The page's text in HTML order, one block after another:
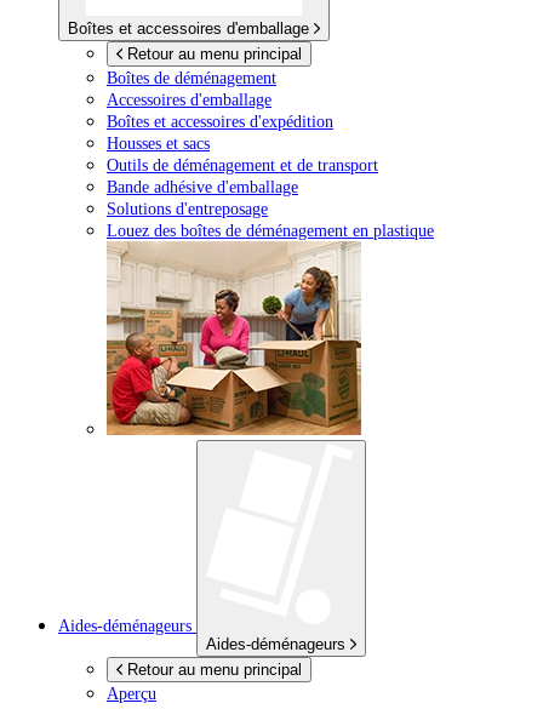
Boîtes et accessoires d'emballage
Retour au menu principal
Boîtes de déménagement
Accessoires d'emballage
Boîtes et accessoires d'expédition
Housses et sacs
Outils de déménagement et de transport
Bande adhésive d'emballage
Solutions d'entreposage
Louez des boîtes de déménagement en plastique
Aides-déménageurs
Aides-déménageurs
Retour au menu principal
Aperçu